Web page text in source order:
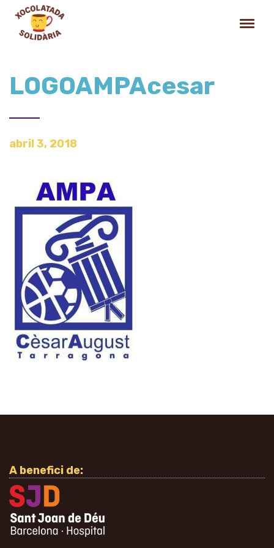
LOGOAMPAcesar
abril 3, 2018
A benefici de: